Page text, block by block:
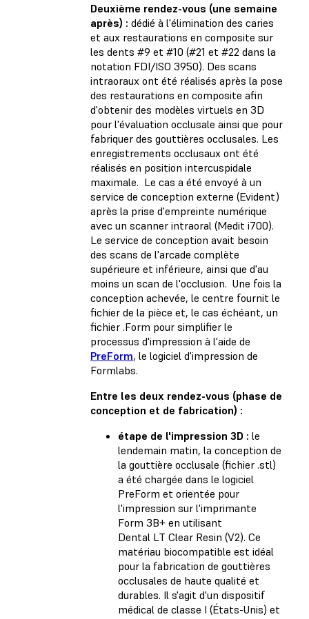
Deuxième rendez-vous (une semaine
après) : dédié à l'élimination des caries
et aux restaurations en composite sur
les dents #9 et #10 (#21 et #22 dans la
notation FDI/ISO 3950). Des scans
intraoraux ont été réalisés après la pose
des restaurations en composite afin
d'obtenir des modèles virtuels en 3D
pour l'évaluation occlusale ainsi que pour
fabriquer des gouttières occlusales. Les
enregistrements occlusaux ont été
réalisés en position intercuspidale
maximale. Le cas a été envoyé à un
service de conception externe (Evident)
après la prise d'empreinte numérique
avec un scanner intraoral (Medit i700).
Le service de conception avait besoin
des scans de l'arcade complète
supérieure et inférieure, ainsi que d'au
moins un scan de l'occlusion. Une fois la
conception achevée, le centre fournit le
fichier de la pièce et, le cas échéant, un
fichier .Form pour simplifier le
processus d'impression à l'aide de
PreForm, le logiciel d'impression de
Formlabs.
Entre les deux rendez-vous (phase de
conception et de fabrication) :
étape de l'impression 3D : le
lendemain matin, la conception de
la gouttière occlusale (fichier .stl)
a été chargée dans le logiciel
PreForm et orientée pour
l'impression sur l'imprimante
Form 3B+ en utilisant
Dental LT Clear Resin (V2). Ce
matériau biocompatible est idéal
pour la fabrication de gouttières
occlusales de haute qualité et
durables. Il s'agit d'un dispositif
médical de classe I (États-Unis) et